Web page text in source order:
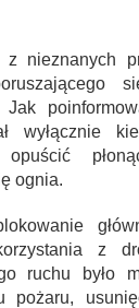
nieznanych
wyłącznie
opuścić
ognia.
z
ruchu było
pożaru,